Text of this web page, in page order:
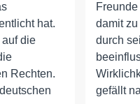
hat.
die
Rechten.
damit
durch
gefällt